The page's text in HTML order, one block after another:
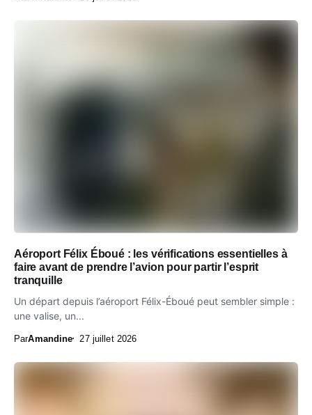
Aéroport Félix Éboué : les vérifications essentielles à
faire avant de prendre l’avion pour partir l’esprit
tranquille
Un départ depuis l’aéroport Félix-Éboué peut sembler simple :
une valise, un...
ParAmandine 27 juillet 2026